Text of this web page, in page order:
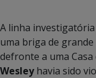
A linha
uma briga de
defronte a uma
Wesleyhavia sido